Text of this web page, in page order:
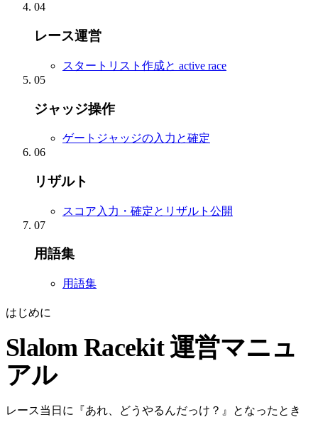
04
レース運営
スタートリスト作成と active race
05
ジャッジ操作
ゲートジャッジの入力と確定
06
リザルト
スコア入力・確定とリザルト公開
07
用語集
用語集
はじめに
Slalom Racekit 運営マニュ
アル
レース当日に『あれ、どうやるんだっけ？』となったとき